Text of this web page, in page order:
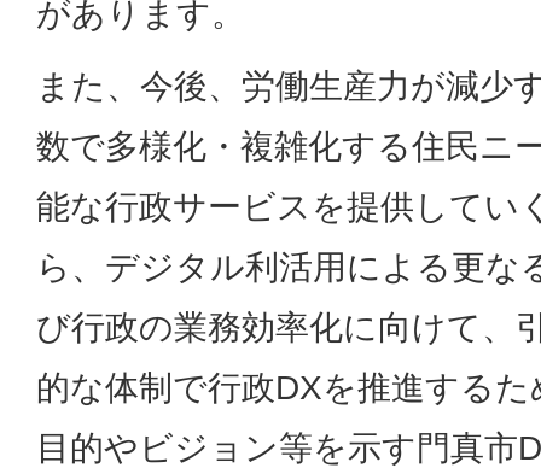
があります。
また、今後、労働生産力が減少
数で多様化・複雑化する住民ニ
能な行政サービスを提供してい
ら、デジタル利活用による更な
び行政の業務効率化に向けて、
的な体制で行政DXを推進する
目的やビジョン等を示す門真市